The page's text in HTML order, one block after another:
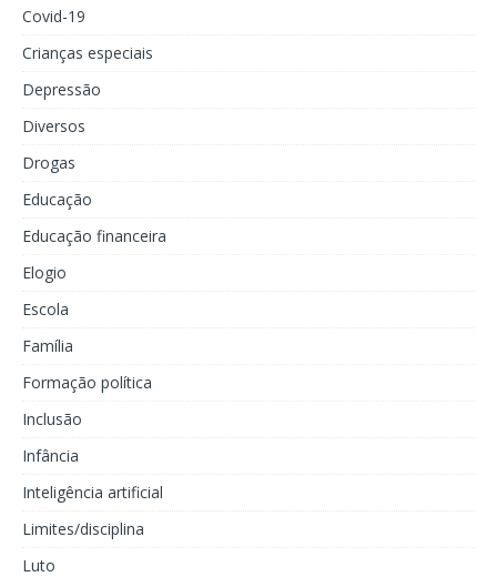
Covid-19
Crianças especiais
Depressão
Diversos
Drogas
Educação
Educação financeira
Elogio
Escola
Família
Formação política
Inclusão
Infância
Inteligência artificial
Limites/disciplina
Luto